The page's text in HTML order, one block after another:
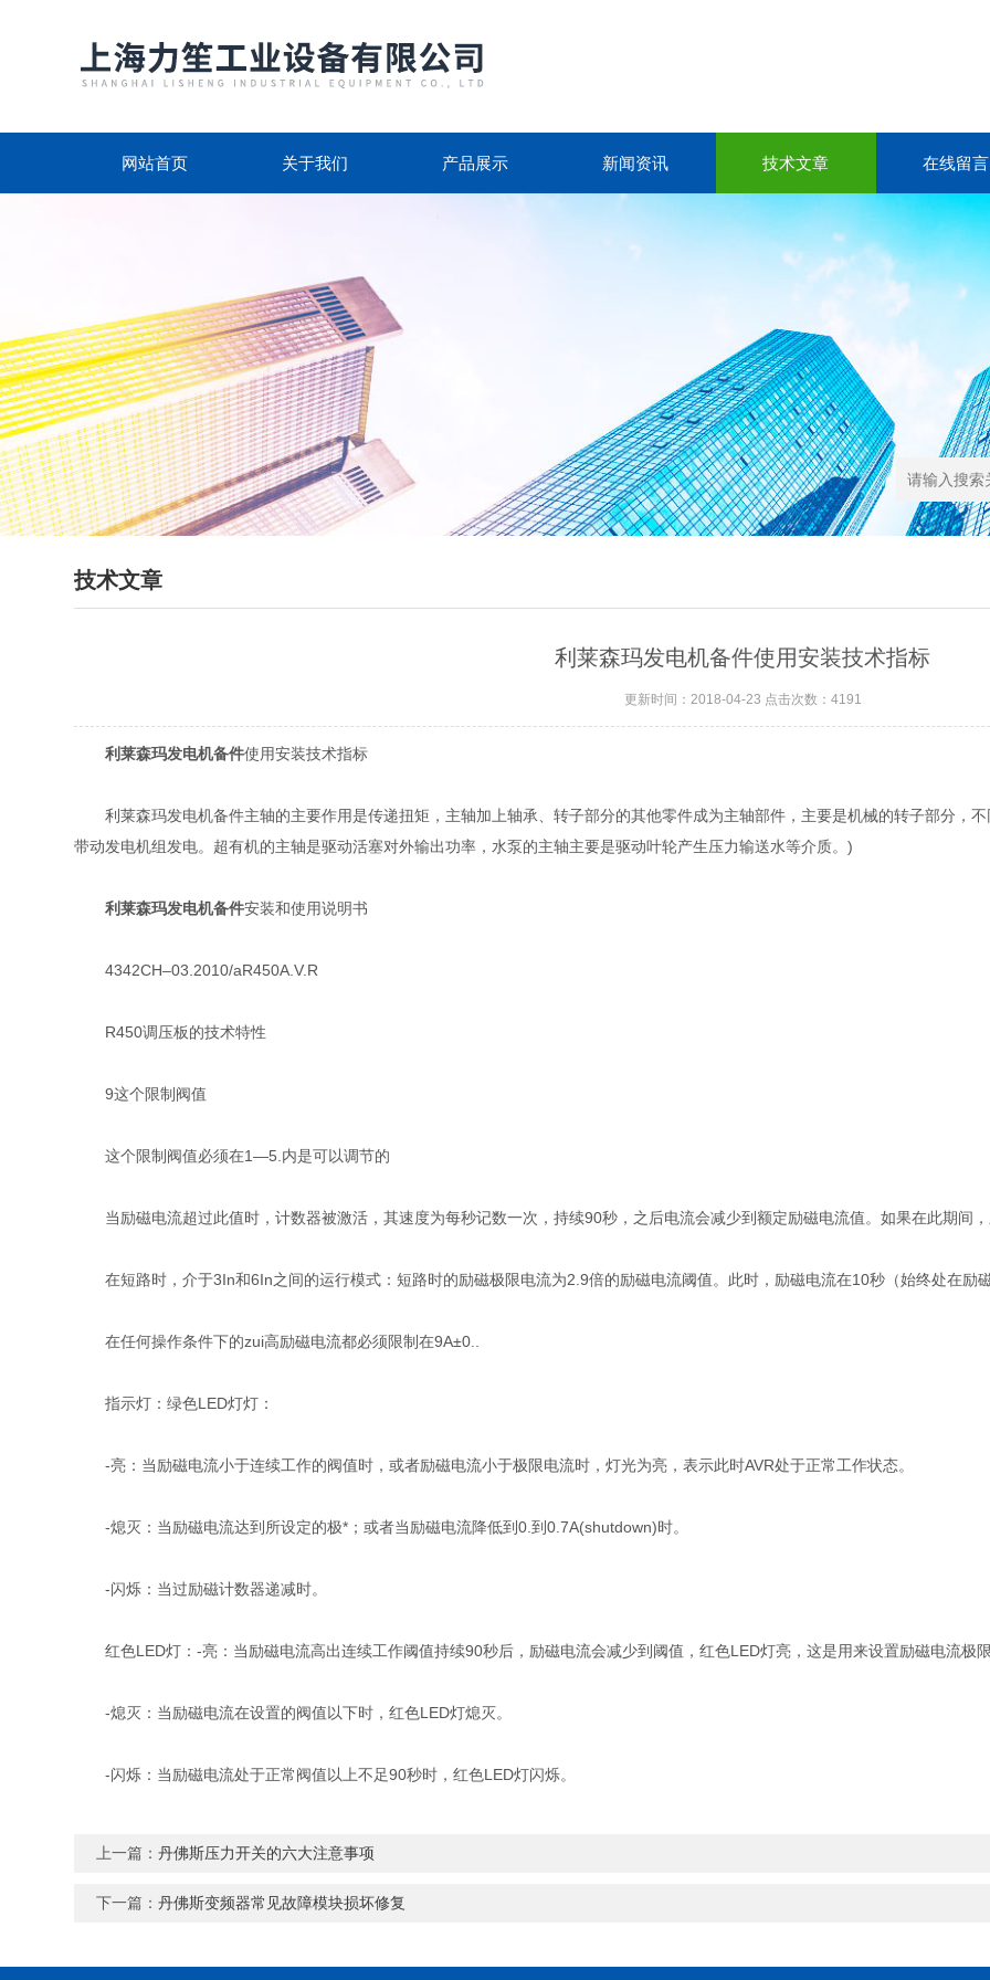
网站首页 关于我们 产品展示 新闻资讯 技术文章 在线留言
技术文章
利莱森玛发电机备件使用安装技术指标
更新时间：2018-04-23 点击次数：4191
利莱森玛发电机备件使用安装技术指标
利莱森玛发电机备件主轴的主要作用是传递扭矩，主轴加上轴承、转子部分的其他零件成为主轴部件，主要是机械的转子部分，
带动发电机组发电。超有机的主轴是驱动活塞对外输出功率，水泵的主轴主要是驱动叶轮产生压力输送水等介质。)
利莱森玛发电机备件安装和使用说明书
4342CH–03.2010/aR450A.V.R
R450调压板的技术特性
9这个限制阀值
这个限制阀值必须在1—5.内是可以调节的
当励磁电流超过此值时，计数器被激活，其速度为每秒记数一次，持续90秒，之后电流会减少到额定励磁电流值。如果在此期间
在短路时，介于3In和6In之间的运行模式：短路时的励磁极限电流为2.9倍的励磁电流阈值。此时，励磁电流在10秒（始终处在励
在任何操作条件下的zui高励磁电流都必须限制在9A±0..
指示灯：绿色LED灯灯：
-亮：当励磁电流小于连续工作的阀值时，或者励磁电流小于极限电流时，灯光为亮，表示此时AVR处于正常工作状态。
-熄灭：当励磁电流达到所设定的极*；或者当励磁电流降低到0.到0.7A(shutdown)时。
-闪烁：当过励磁计数器递减时。
红色LED灯：-亮：当励磁电流高出连续工作阈值持续90秒后，励磁电流会减少到阈值，红色LED灯亮，这是用来设置励磁电流极
-熄灭：当励磁电流在设置的阀值以下时，红色LED灯熄灭。
-闪烁：当励磁电流处于正常阀值以上不足90秒时，红色LED灯闪烁。
上一篇：丹佛斯压力开关的六大注意事项
下一篇：丹佛斯变频器常见故障模块损坏修复